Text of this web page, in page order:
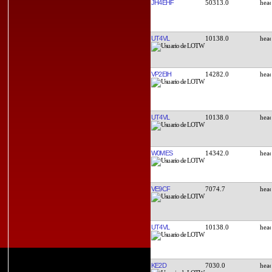
JH4EHF 50313.0
UT4VL 10138.0
VP2EIH 14282.0
UT4VL 10138.0
W0MES 14342.0
VE9CF 7074.7
UT4VL 10138.0
KE2D 7030.0